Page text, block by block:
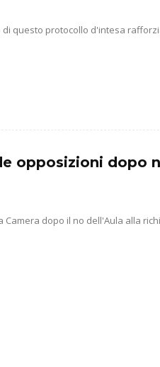
di questo protocollo d'intesa
opposizioni dopo
Camera dopo il no dell'Aula alla